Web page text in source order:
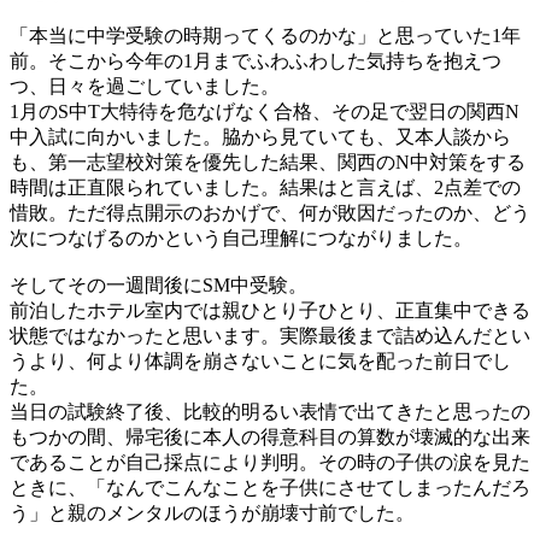
「本当に中学受験の時期ってくるのかな」と思っていた1年
前。そこから今年の1月までふわふわした気持ちを抱えつ
つ、日々を過ごしていました。
1月のS中T大特待を危なげなく合格、その足で翌日の関西N
中入試に向かいました。脇から見ていても、又本人談から
も、第一志望校対策を優先した結果、関西のN中対策をする
時間は正直限られていました。結果はと言えば、2点差での
惜敗。ただ得点開示のおかげで、何が敗因だったのか、どう
次につなげるのかという自己理解につながりました。
そしてその一週間後にSM中受験。
前泊したホテル室内では親ひとり子ひとり、正直集中できる
状態ではなかったと思います。実際最後まで詰め込んだとい
うより、何より体調を崩さないことに気を配った前日でし
た。
当日の試験終了後、比較的明るい表情で出てきたと思ったの
もつかの間、帰宅後に本人の得意科目の算数が壊滅的な出来
であることが自己採点により判明。その時の子供の涙を見た
ときに、「なんでこんなことを子供にさせてしまったんだろ
う」と親のメンタルのほうが崩壊寸前でした。